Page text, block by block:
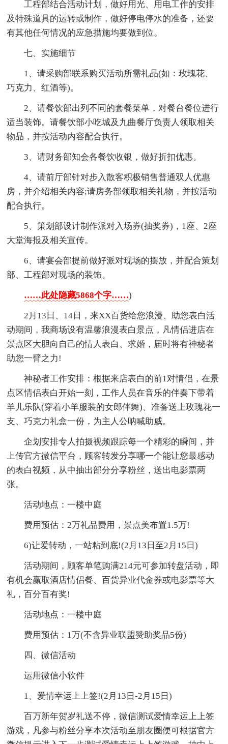
工程部结合活动计划，做好用光、用电工作的安排
及特殊道具的运转或制作，做好停电停水的准备，还要
有其他任何情况的应急措施均要做到位。
七、实施细节
1、请采购部联系购买活动所需礼品(如：玫瑰花、
巧克力、红酒等)。
2、请餐饮部出列不同的套餐菜单，对餐台餐位进行
适当装饰。请餐饮部小吃城及九曲餐厅负责人领取相关
物品，并按活动内容配合执行。
3、请财务部知会各餐饮收银，做好折扣优惠。
4、请前厅部针对步入散客积极销售普通双人优惠
房，并介绍相关内容;请房务部领取相关礼物，并按活动
配合执行。
5、策划部设计制作派对入场券(抽奖券)，1座、2座
大堂海报及相关宣传。
6、请宴会部提前做好派对现场的摆放，并配合策划
部、工程部对现场的装饰。
……此处隐藏5868个字……)
2月13日、14日，来XX百货给您浪漫、助您表白活
动期间，我商场设有温馨浪漫表白景点，凡情侣进店在
景点区大胆向自己的情人表白、求婚，届时将有神秘者
助您一臂之力!
神秘者工作安排：根据来店表白的前1对情侣，在景
点区情侣表白开始一刻，工作人员在音乐的伴奏下带着
羊儿乐队(穿着小羊服装的女郎伴舞)、准备送上玫瑰花一
支、巧克力礼盒一份，为主人公呐喊助威。
企划安排专人拍摄视频跟踪每一个精彩的瞬间，并
上传官方微信平台，顾客转发分享哪一个能让您最感动
的表白视频，从中抽出部分分享粉丝，送出电影票两
张。
活动地点：一楼中庭
费用预估：2万礼品费用，景点美布置1.5万!
6)让爱转动，一站粘到底!(2月13日至2月15日)
活动期间，顾客单笔购满214元可参加转盘活动，即
有机会赢取酒店情侣餐、百货异业代金券或电影票等大
礼，百分百有奖!
活动地点：一楼中庭
费用预估：1万(不含异业联盟赞助奖品5份)
四、微信活动
运用微信小软件
1、爱情幸运上上签!(2月13日-2月15日)
百万新年贺岁礼送不停，微信测试爱情幸运上上签
游戏，凡参与粉丝分享本次活动至朋友圈便可根据官方